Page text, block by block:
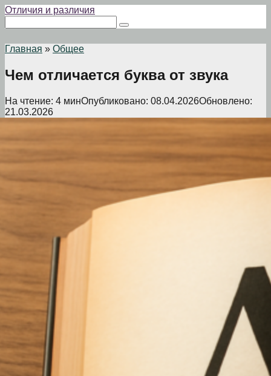
Перейти
контенту
Отличия и различия
Главная » Общее
Чем отличается буква от звука
На чтение: 4 минОпубликовано: 08.04.2026Обновлено:
21.03.2026